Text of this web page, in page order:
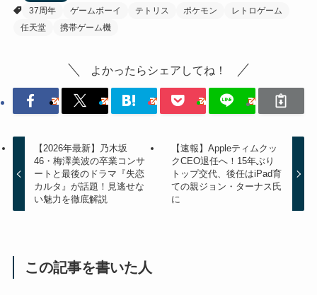
37周年
ゲームボーイ テトリス ポケモン
レトロゲーム
任天堂
携帯ゲーム機
よかったらシェアしてね！
【2026年最新】乃木坂
46・梅澤美波の卒業コンサ
ートと最後のドラマ『失恋
カルタ』が話題！見逃せな
い魅力を徹底解説
【速報】Appleティムクッ
クCEO退任へ！15年ぶり
トップ交代、後任はiPad育
ての親ジョン・ターナス氏
に
この記事を書いた人